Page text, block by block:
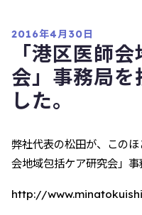
「港区医師
会」事務局を
した。
2016年4月30日
弊社代表の松田が、この
会地域包括ケア研究会」事
http://